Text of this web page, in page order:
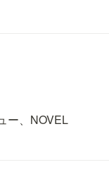
ー、NOVEL